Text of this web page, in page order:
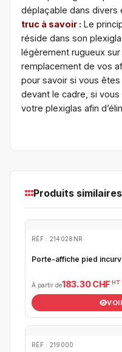
déplaçable dans divers
truc à savoir : Le
réside dans son
légèrement rugueux
remplacement de vos
pour savoir si vous
devant le cadre, si
votre plexiglas afin
Produits similaires
RÉF : 214028NR
Porte-affiche pied
À partir de183.30 CHF HT
RÉF : 219000